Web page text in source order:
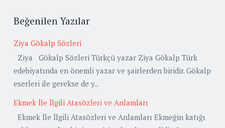
Beğenilen Yazılar
Ziya Gökalp Sözleri
Ziya Gökalp Sözleri Türkçü yazar Ziya Gökalp Türk
edebiyatında en önemli yazar ve şairlerden biridir. Gökalp
eserleri ile gerekse de y...
Ekmek İle İlgili Atasözleri ve Anlamları
Ekmek İle İlgili Atasözleri ve Anlamları Ekmeğin katığı